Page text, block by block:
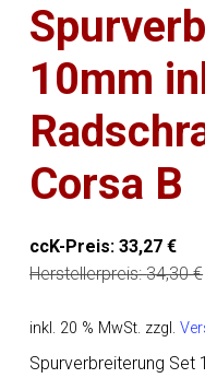
10mm
Corsa B
ccK-Preis:33,27€
Herstellerpreis:34,30€
inkl. 20 % MwSt. zzgl.
Spurverbreiterung Set